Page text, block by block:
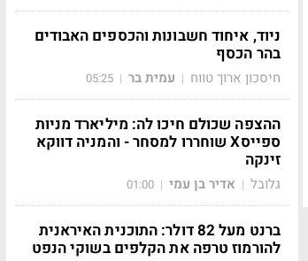
ניוד, איחוד חשבונות והכספים האבודים
בהר הכסף
חיסכון ארוך טווח | עמית בר |
05:25
ההצפה שכולם חיכו לה: מיליארד מניות
ספייסX שוחררו למסחר - והמניה דווקא
זינקה
גלובל | אדיר בן עמי |
01:00
ברנט מעל 82 דולר: התוכנית האיראנית
להורמוז טרפה את הקלפים בשוקי הנפט